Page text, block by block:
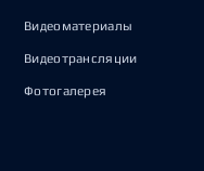
Видеоматериалы
Видеотрансляции
Фотогалерея